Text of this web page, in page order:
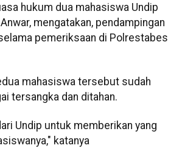
hukum dua mahasiswa Undip
mengatakan, pendampingan
pemeriksaan di Polrestabes
mahasiswa tersebut sudah
tersangka dan ditahan.
Undip untuk memberikan yang
katanya